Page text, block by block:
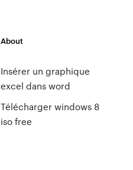
About
Insérer un graphique
excel dans word
Télécharger windows 8
iso free